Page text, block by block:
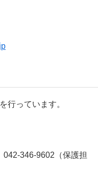
行っています。
346-9602（保護担